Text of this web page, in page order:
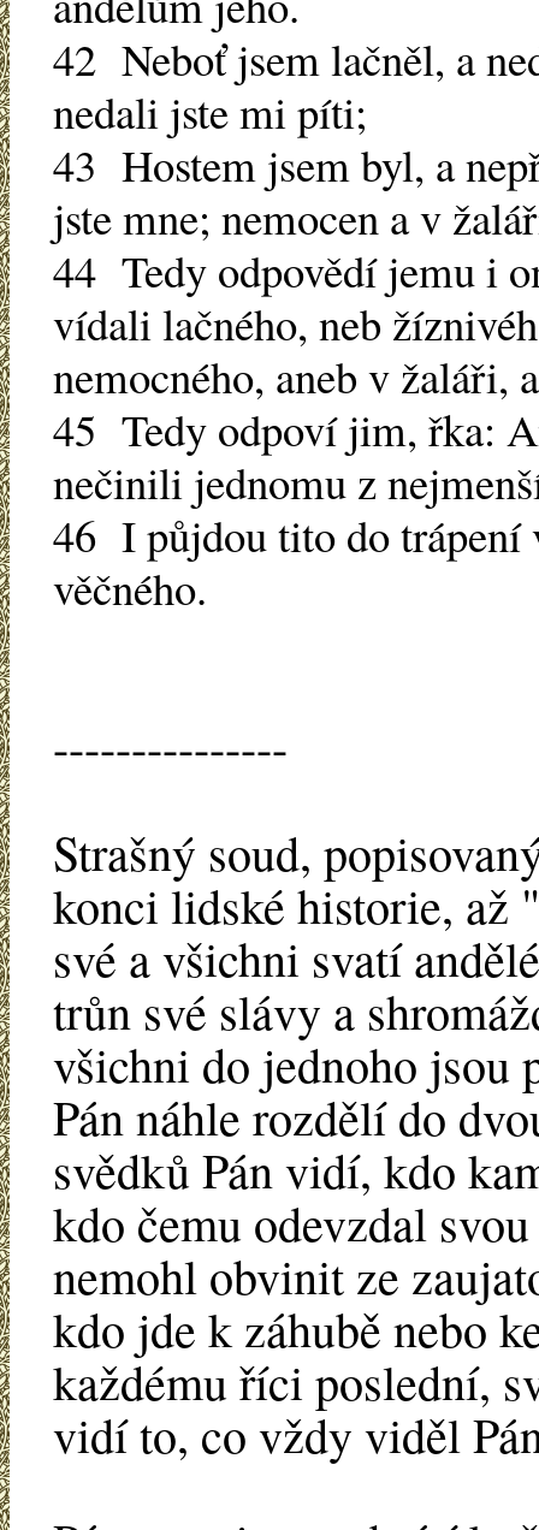
42 Neboť jsem lačněl, a
nedali jste mi píti;
43 Hostem jsem byl, a
jste mne; nemocen a v
44 Tedy odpovědí jemu i
vídali lačného, neb
nemocného, aneb v žaláři,
45 Tedy odpoví jim, řka:
nečinili jednomu z
46 I půjdou tito do trápení
věčného.
---------------
Strašný soud,
konci lidské historie, až
své a všichni svatí
trůn své slávy a
všichni do jednoho jsou
Pán náhle rozdělí do
svědků Pán vidí, kdo
kdo čemu odevzdal
nemohl obvinit ze
kdo jde k záhubě nebo
každému říci poslední,
vidí to, co vždy viděl